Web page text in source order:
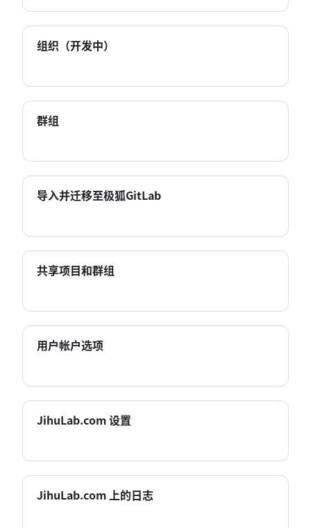
组织（开发中）
群组
导入并迁移至极狐GitLab
共享项目和群组
用户帐户选项
JihuLab.com 设置
JihuLab.com 上的日志